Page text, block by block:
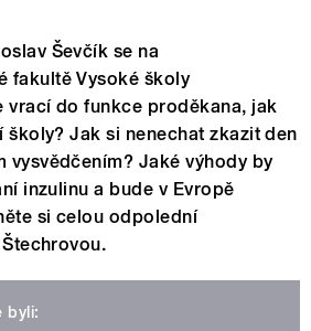
Ševčík se na
fakultě Vysoké školy
vrací do funkce proděkana, jak
školy? Jak si nenechat zkazit den
vysvědčením? Jaké výhody by
inzulinu a bude v Evropě
si celou odpolední
byli: